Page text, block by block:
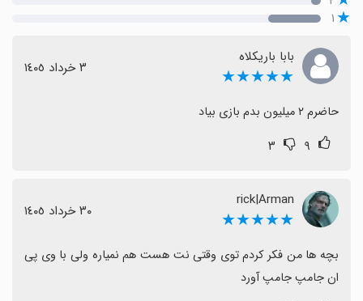
۱
بابا باریکلاه
★★★★★ ٣ خرداد ١٤٠٥
حاضرم ۲ میلیون بدم بازی بیاد
۹ ۳
rick|Arman
★★★★★ ٣٠ خرداد ١٤٠٥
ان جامپ جامپ آورد